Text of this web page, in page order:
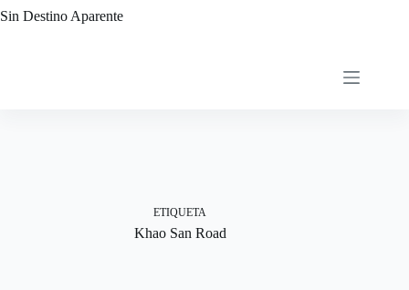
al
Sin Destino Aparente
ETIQUETA
Khao San Road